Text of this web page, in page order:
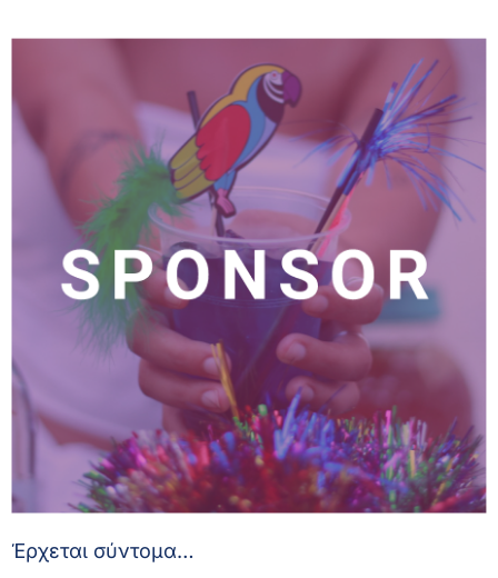
Έρχεται σύντομα…